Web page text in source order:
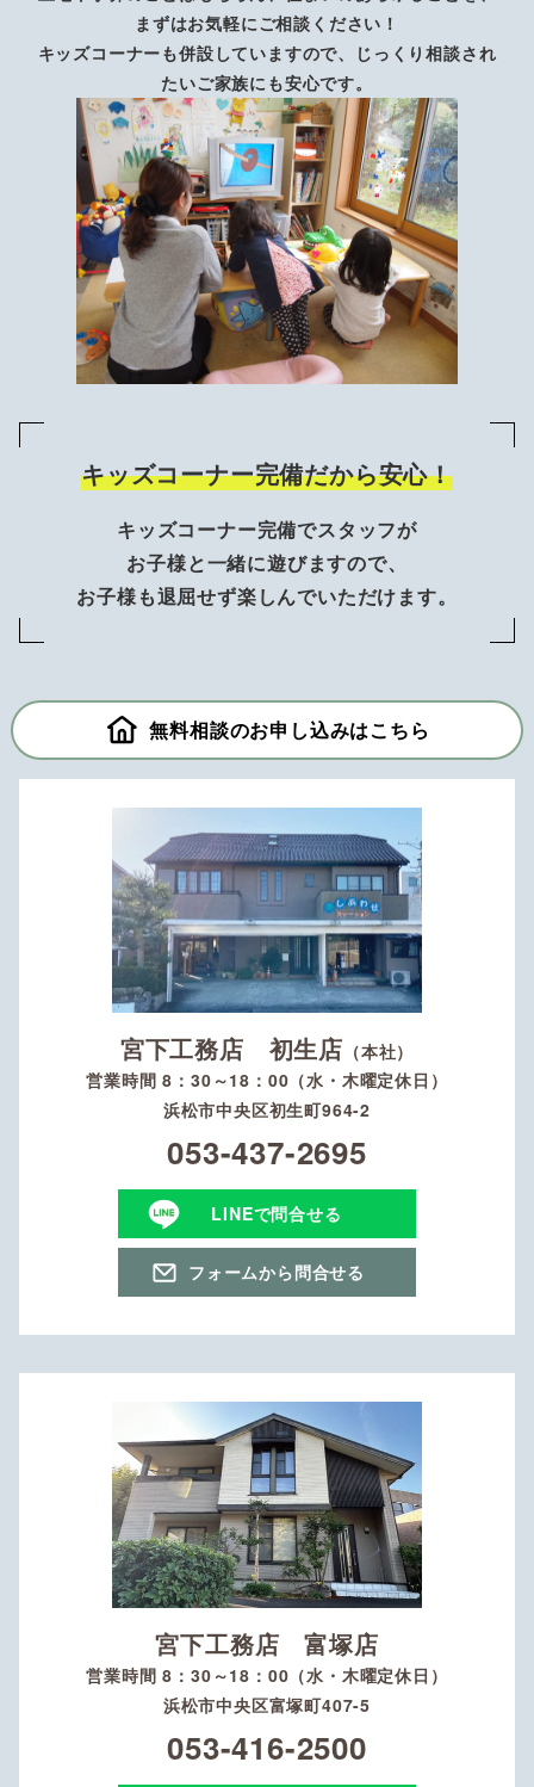
まずはお気軽にご相談ください！
キッズコーナーも併設していますので、じっくり相談され
たいご家族にも安心です。
キッズコーナー完備だから安心！
キッズコーナー完備でスタッフが
お子様と一緒に遊びますので、
お子様も退屈せず楽しんでいただけます。
無料相談のお申し込みはこちら
宮下工務店 初生店 （本社）
営業時間 8：30～18：00（水・木曜定休日）
浜松市中央区初生町964-2
053-437-2695
LINEで問合せる
フォームから問合せる
宮下工務店 富塚店
営業時間 8：30～18：00（水・木曜定休日）
浜松市中央区富塚町407-5
053-416-2500